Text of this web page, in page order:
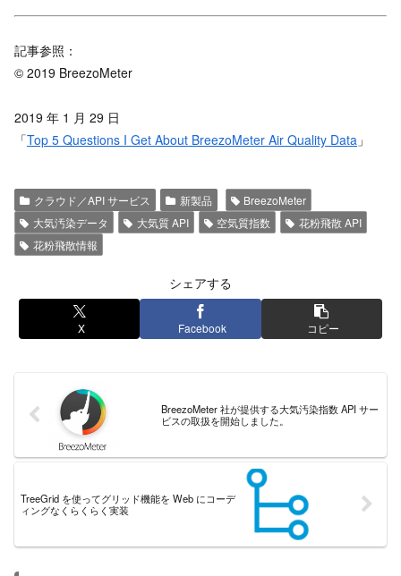
記事参照：
© 2019 BreezoMeter
2019 年 1 月 29 日
「Top 5 Questions I Get About BreezoMeter Air Quality Data 」
クラウド／API サービス 新製品
BreezoMeter
大気汚染データ
大気質 API 空気質指数
花粉飛散 API
花粉飛散情報
シェアする
X Facebook コピー
BreezoMeter 社が提供する大気汚染指数 API サー
ビスの取扱を開始しました。
TreeGrid を使ってグリッド機能を Web にコーデ
ィングなくらくらく実装